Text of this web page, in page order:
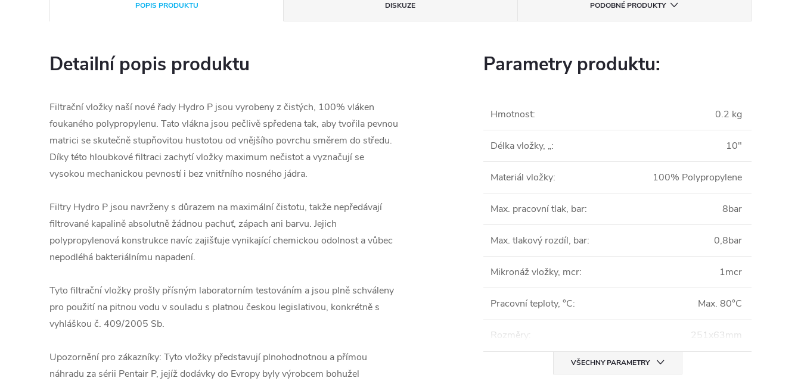
POPIS PRODUKTU DISKUZE PODOBNÉ PRODUKTY
Detailní popis produktu
Filtrační vložky naší nové řady Hydro P jsou vyrobeny z čistých, 100% vláken
foukaného polypropylenu. Tato vlákna jsou pečlivě spředena tak, aby tvořila pevnou
matrici se skutečně stupňovitou hustotou od vnějšího povrchu směrem do středu.
Díky této hloubkové filtraci zachytí vložky maximum nečistot a vyznačují se
vysokou mechanickou pevností i bez vnitřního nosného jádra.
Filtry Hydro P jsou navrženy s důrazem na maximální čistotu, takže nepředávají
filtrované kapalině absolutně žádnou pachuť, zápach ani barvu. Jejich
polypropylenová konstrukce navíc zajišťuje vynikající chemickou odolnost a vůbec
nepodléhá bakteriálnímu napadení.
Tyto filtrační vložky prošly přísným laboratorním testováním a jsou plně schváleny
pro použití na pitnou vodu v souladu s platnou českou legislativou, konkrétně s
vyhláškou č. 409/2005 Sb.
Upozornění pro zákazníky: Tyto vložky představují plnohodnotnou a přímou
náhradu za sérii Pentair P, jejíž dodávky do Evropy byly výrobcem bohužel
Parametry produktu:
Hmotnost: 0.2 kg
Délka vložky, „: 10"
Materiál vložky: 100% Polypropylene
Max. pracovní tlak, bar: 8bar
Max. tlakový rozdíl, bar: 0,8bar
Mikronáž vložky, mcr: 1mcr
Pracovní teploty, °C: Max. 80°C
Rozměry: 251x63mm
VŠECHNY PARAMETRY